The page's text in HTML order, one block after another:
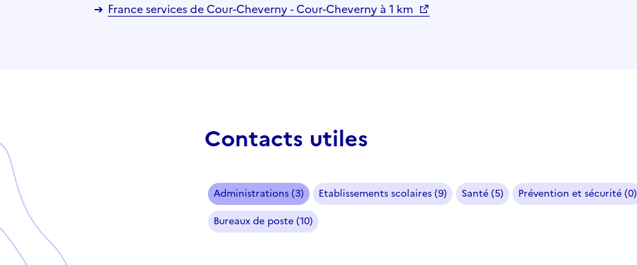
France services de Cour-Cheverny - Cour-Cheverny à 1 km
Contacts utiles
Administrations (3) Etablissements scolaires (9) Santé (5) Prévention et sécurité (0)
Bureaux de poste (10)